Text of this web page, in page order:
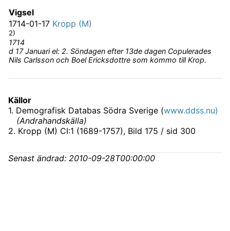
Vigsel
1714-01-17 Kropp (M)
2)
1714
d 17 Januari el: 2. Söndagen efter 13de dagen Copulerades
Nils Carlsson och Boel Ericksdottre som kommo till Krop.
Källor
1. Demografisk Databas Södra Sverige (www.ddss.nu)
(Andrahandskälla)
2. Kropp (M) CI:1 (1689-1757), Bild 175 / sid 300
Senast ändrad: 2010-09-28T00:00:00